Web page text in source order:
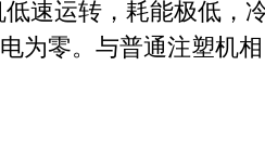
速运转，耗能极低，
为零。与普通注塑机相